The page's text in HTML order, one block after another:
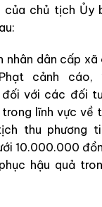
của chủ tịch Ủy
nhân dân cấp
cảnh
với các đối
trong lĩnh vực
thu phương
10.000.000
hậu quả